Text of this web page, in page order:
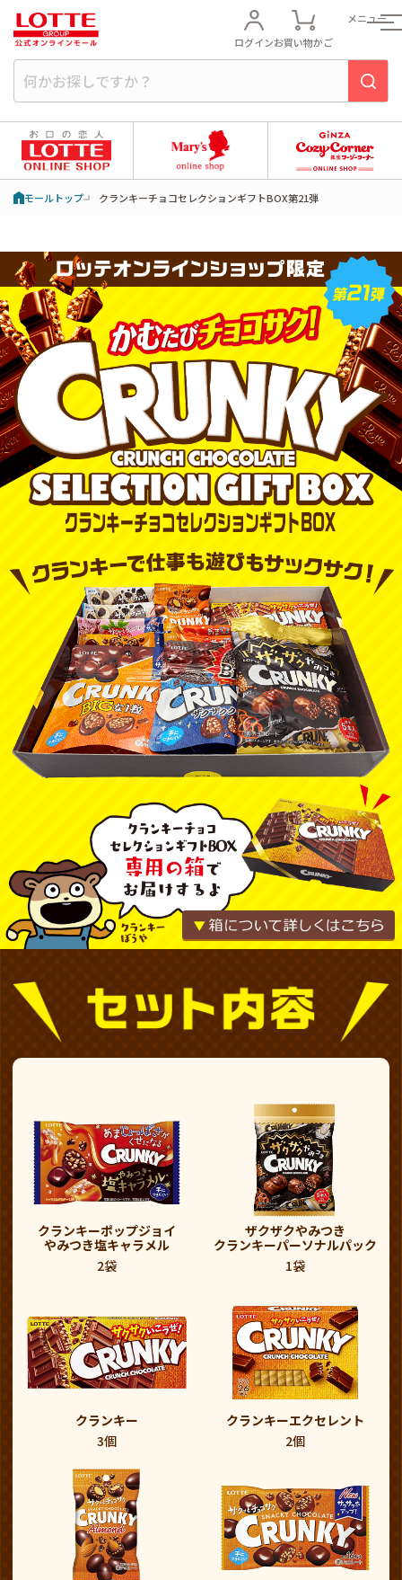
ログインお買い物かご
メニュー
モールトップ クランキーチョコセレクションギフトBOX第21弾
クランキーポップジョイ
やみつき塩キャラメル
2袋
ザクザクやみつき
クランキーパーソナルパック
1袋
クランキー
3個
クランキーエクセレント
2個